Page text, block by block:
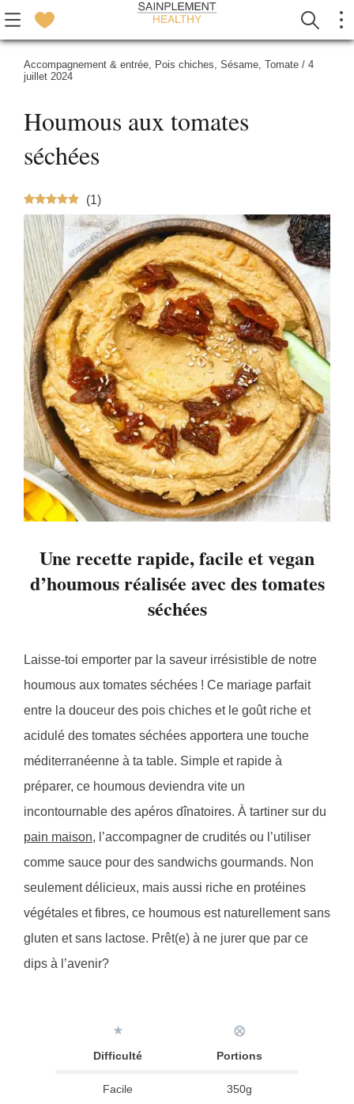
Accompagnement & entrée, Pois chiches, Sésame, Tomate / 4
juillet 2024
Houmous aux tomates
séchées
(1)
Une recette rapide, facile et vegan
d’houmous réalisée avec des tomates
séchées
Laisse-toi emporter par la saveur irrésistible de notre
houmous aux tomates séchées ! Ce mariage parfait
entre la douceur des pois chiches et le goût riche et
acidulé des tomates séchées apportera une touche
méditerranéenne à ta table. Simple et rapide à
préparer, ce houmous deviendra vite un
incontournable des apéros dînatoires. À tartiner sur du
pain maison, l’accompagner de crudités ou l’utiliser
comme sauce pour des sandwichs gourmands. Non
seulement délicieux, mais aussi riche en protéines
végétales et fibres, ce houmous est naturellement sans
gluten et sans lactose. Prêt(e) à ne jurer que par ce
dips à l’avenir?
★
Difficulté
⨂
Portions
Facile 350g